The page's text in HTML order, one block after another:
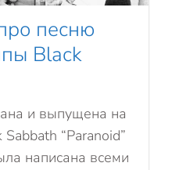
песню
Black
и выпущена на
“Paranoid”
написана всеми